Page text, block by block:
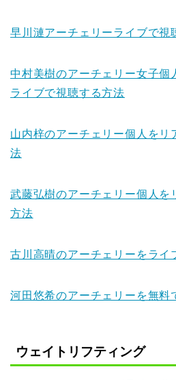
早川漣アーチェリーライブで視
中村美樹のアーチェリー女子個
ライブで視聴する方法
山内梓のアーチェリー個人をリ
法
武藤弘樹のアーチェリー個人を
方法
古川高晴のアーチェリーをライ
河田悠希のアーチェリーを無料
ウェイトリフティング